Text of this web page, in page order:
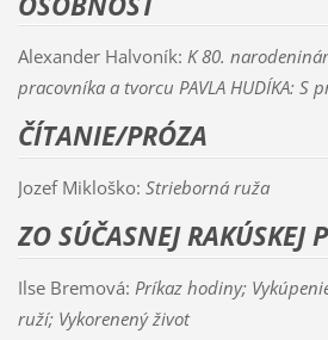
Alexander Halvoník: K 80.
pracovníka a tvorcu PAVLA HUDÍKA: S
ČÍTANIE/PRÓZA
Jozef Mikloško: Strieborná ruža
ZO SÚČASNEJ RAKÚSKEJ
Ilse Bremová: Príkaz hodiny;
ruží; Vykorenený život